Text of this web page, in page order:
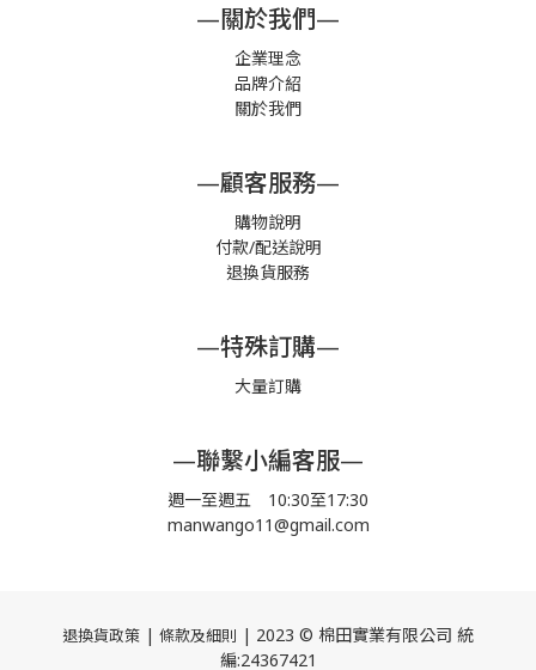
—關於我們—
企業理念
品牌介紹
關於我們
—顧客服務—
購物說明
付款/配送說明
退換貨服務
—特殊訂購—
大量訂購
—聯繫小編客服—
週一至週五 10:30至17:30
manwango11@gmail.com
退換貨政策 | 條款及細則 | 2023 © 棉田實業有限公司 統
編:24367421